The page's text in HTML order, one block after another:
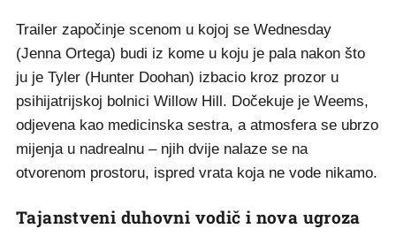
Trailer započinje scenom u kojoj se Wednesday
(Jenna Ortega) budi iz kome u koju je pala nakon što
ju je Tyler (Hunter Doohan) izbacio kroz prozor u
psihijatrijskoj bolnici Willow Hill. Dočekuje je Weems,
odjevena kao medicinska sestra, a atmosfera se ubrzo
mijenja u nadrealnu – njih dvije nalaze se na
otvorenom prostoru, ispred vrata koja ne vode nikamo.
Tajanstveni duhovni vodič i nova ugroza